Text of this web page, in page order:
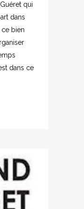
qui
dans
bien
dans ce